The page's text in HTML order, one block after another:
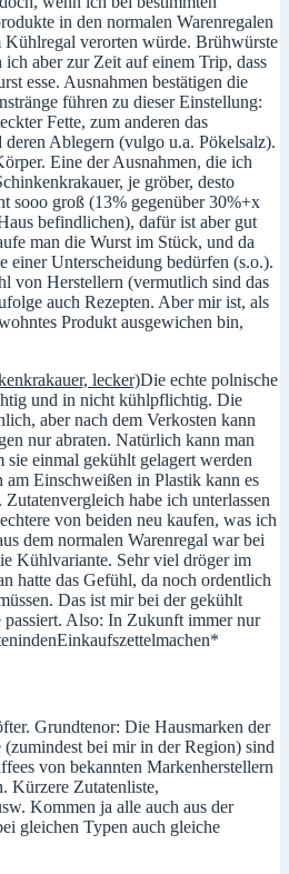
in den normalen Warenregalen
verorten würde. Brühwürste
aber zur Zeit auf einem Trip, dass
esse. Ausnahmen bestätigen die
führen zu dieser Einstellung:
Fette, zum anderen das
Ablegern (vulgo u.a. Pökelsalz).
Eine der Ausnahmen, die ich
je gröber, desto
sooo groß (13% gegenüber 30%+x
befindlichen), dafür ist aber gut
man die Wurst im Stück, und da
einer Unterscheidung bedürfen (s.o.).
von Herstellern (vermutlich sind das
auch Rezepten. Aber mir ist, als
Produkt ausgewichen bin,
Die echte polnische
und in nicht kühlpflichtig. Die
aber nach dem Verkosten kann
nur abraten. Natürlich kann man
sie einmal gekühlt gelagert werden
Einschweißen in Plastik kann es
habe ich unterlassen
von beiden neu kaufen, was ich
dem normalen Warenregal war bei
Kühlvariante. Sehr viel dröger im
hatte das Gefühl, da noch ordentlich
Das ist mir bei der gekühlt
Also: In Zukunft immer nur
Grundtenor: Die Hausmarken der
bei mir in der Region) sind
von bekannten Markenherstellern
Kürzere Zutatenliste,
Kommen ja alle auch aus der
gleichen Typen auch gleiche